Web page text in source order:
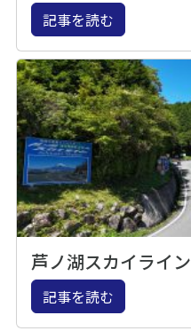
記事を読む
芦ノ湖スカイライン
記事を読む